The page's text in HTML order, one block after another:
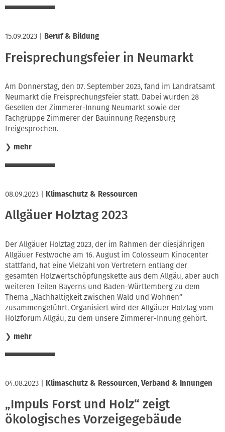
15.09.2023 Beruf & Bildung
Freisprechungsfeier in Neumarkt
Am Donnerstag, den 07. September 2023, fand im Landratsamt
Neumarkt die Freisprechungsfeier statt. Dabei wurden 28
Gesellen der Zimmerer-Innung Neumarkt sowie der
Fachgruppe Zimmerer der Bauinnung Regensburg
freigesprochen.
❯ mehr
08.09.2023 Klimaschutz & Ressourcen
Allgäuer Holztag 2023
Der Allgäuer Holztag 2023, der im Rahmen der diesjährigen
Allgäuer Festwoche am 16. August im Colosseum Kinocenter
stattfand, hat eine Vielzahl von Vertretern entlang der
gesamten Holzwertschöpfungskette aus dem Allgäu, aber auch
weiteren Teilen Bayerns und Baden-Württemberg zu dem
Thema „Nachhaltigkeit zwischen Wald und Wohnen“
zusammengeführt. Organisiert wird der Allgäuer Holztag vom
Holzforum Allgäu, zu dem unsere Zimmerer-Innung gehört.
❯ mehr
04.08.2023 Klimaschutz & Ressourcen, Verband & Innungen
„Impuls Forst und Holz“ zeigt
ökologisches Vorzeigegebäude